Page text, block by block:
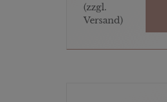
(zzgl.
Versand)